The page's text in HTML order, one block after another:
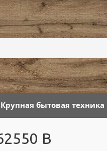
Крупная бытовая техника
B